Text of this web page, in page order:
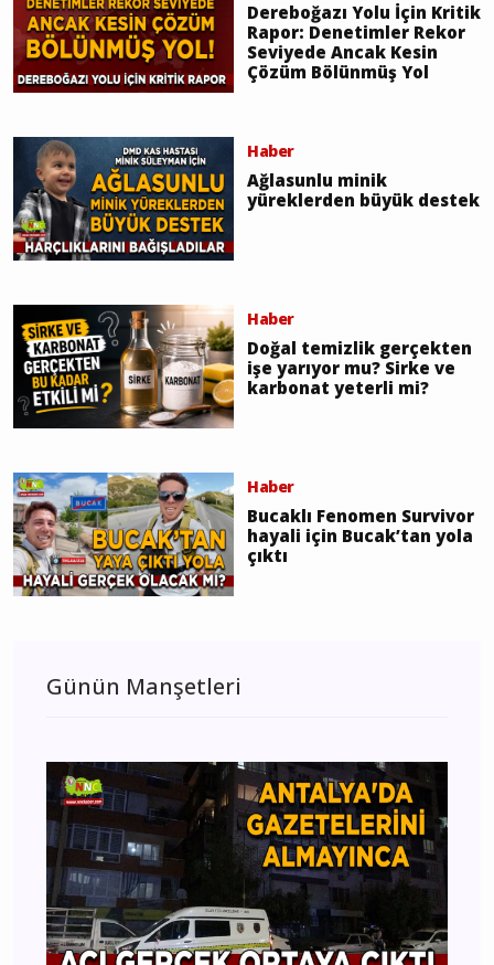
Dereboğazı Yolu İçin Kritik
Rapor: Denetimler Rekor
Seviyede Ancak Kesin
Çözüm Bölünmüş Yol
Haber
Ağlasunlu minik
yüreklerden büyük destek
Haber
Doğal temizlik gerçekten
işe yarıyor mu? Sirke ve
karbonat yeterli mi?
Haber
Bucaklı Fenomen Survivor
hayali için Bucak’tan yola
çıktı
Günün Manşetleri